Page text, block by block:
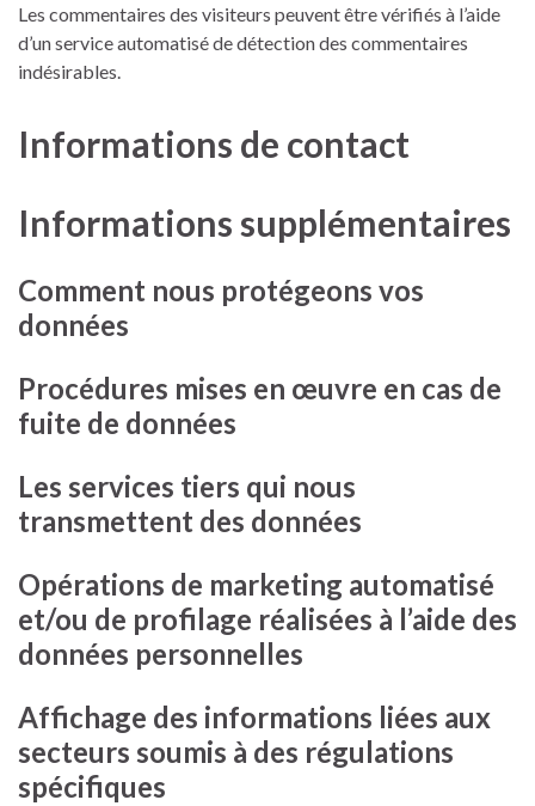
Les commentaires des visiteurs peuvent être vérifiés à l’aide
d’un service automatisé de détection des commentaires
indésirables.
Informations de contact
Informations supplémentaires
Comment nous protégeons vos
données
Procédures mises en œuvre en cas de
fuite de données
Les services tiers qui nous
transmettent des données
Opérations de marketing automatisé
et/ou de profilage réalisées à l’aide des
données personnelles
Affichage des informations liées aux
secteurs soumis à des régulations
spécifiques